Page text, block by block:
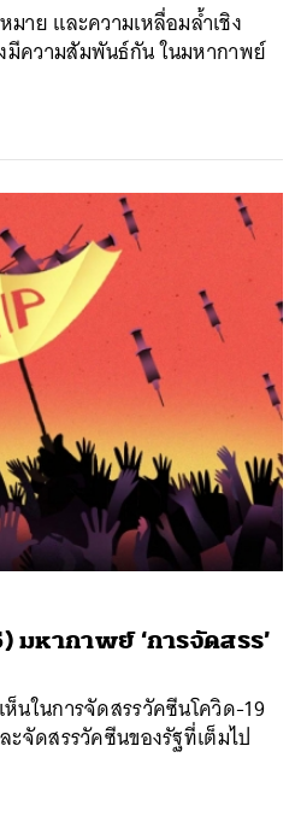
มาย และความเหลื่อมล้ำเชิง
ความสัมพันธ์กัน ในมหากาพย์
หากาพย์ ‘การจัดสรร’
นในการจัดสรรวัคซีนโควิด-19
จัดสรรวัคซีนของรัฐที่เต็มไป